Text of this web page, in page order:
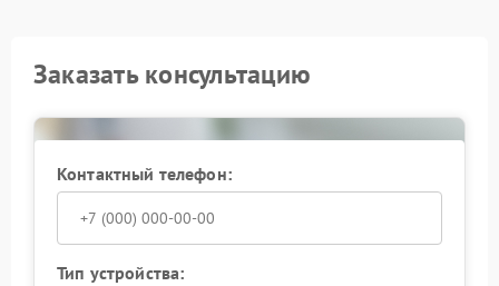
Заказать консультацию
Контактный телефон:
Тип устройства: